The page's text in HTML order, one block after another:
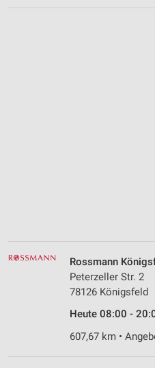
Rossmann
Peterzeller Str. 2
78126 Königsfeld
Heute 08:00 -
607,67 km •